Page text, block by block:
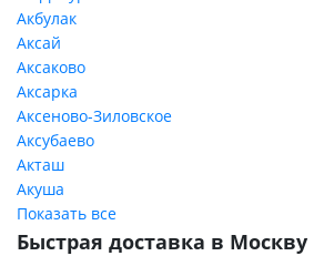
Акбулак
Аксай
Аксаково
Аксарка
Аксеново-Зиловское
Аксубаево
Акташ
Акуша
Показать все
Быстрая доставка в Москву